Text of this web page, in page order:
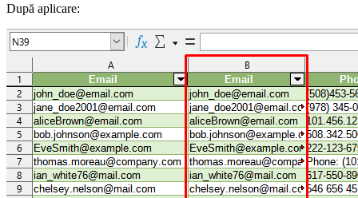
După aplicare: